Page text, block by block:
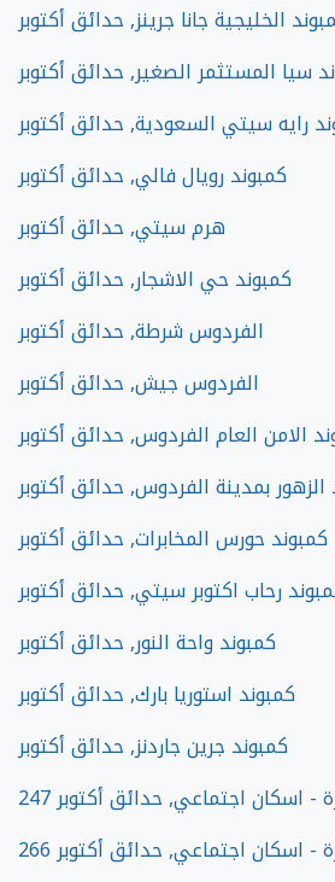
الخليجية جانا جرينز, حدائق أكتوبر
سيا المستثمر الصغير, حدائق أكتوبر
رايه سيتي السعودية, حدائق أكتوبر
كمبوند رويال فالي, حدائق أكتوبر
هرم سيتي, حدائق أكتوبر
كمبوند حي الاشجار, حدائق أكتوبر
الفردوس شرطة, حدائق أكتوبر
الفردوس جيش, حدائق أكتوبر
الامن العام الفردوس, حدائق أكتوبر
الزهور بمدينة الفردوس, حدائق أكتوبر
كمبوند حورس المخابرات, حدائق أكتوبر
رحاب اكتوبر سيتي, حدائق أكتوبر
كمبوند واحة النور, حدائق أكتوبر
كمبوند استوريا بارك, حدائق أكتوبر
كمبوند جرين جاردنز, حدائق أكتوبر
- اسكان اجتماعي, حدائق أكتوبر
- اسكان اجتماعي, حدائق أكتوبر